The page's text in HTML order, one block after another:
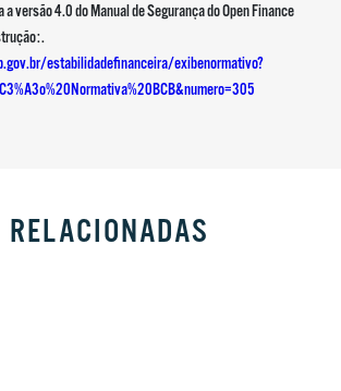
versão 4.0 do Manual de Segurança do Open Finance
estabilidadefinanceira/exibenormativo?